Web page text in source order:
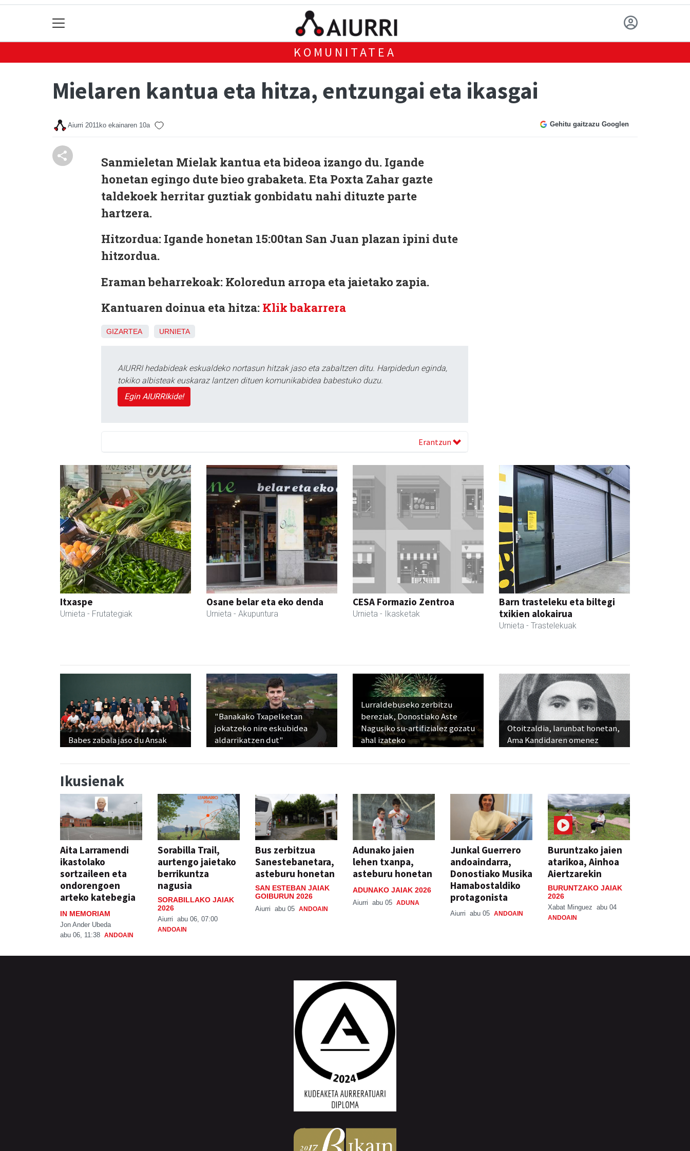
KOMUNITATEA
Mielaren kantua eta hitza, entzungai eta ikasgai
Aiurri 2011ko ekainaren 10a Gehitu gaitzazu Googlen
Sanmieletan Mielak kantua eta bideoa izango du. Igande
honetan egingo dute bieo grabaketa. Eta Poxta Zahar gazte
taldekoek herritar guztiak gonbidatu nahi dituzte parte
hartzera.
Hitzordua: Igande honetan 15:00tan San Juan plazan ipini dute
hitzordua.
Eraman beharrekoak: Koloredun arropa eta jaietako zapia.
Kantuaren doinua eta hitza: Klik bakarrera
GIZARTEA URNIETA
AIURRI hedabideak eskualdeko nortasun hitzak jaso eta zabaltzen ditu. Harpidedun eginda,
tokiko albisteak euskaraz lantzen dituen komunikabidea babestuko duzu.
Egin AIURRIkide!
Erantzun
Itxaspe
Urnieta - Frutategiak
Osane belar eta eko denda
Urnieta - Akupuntura
CESA Formazio Zentroa
Urnieta - Ikasketak
Barn trasteleku eta biltegi
txikien alokairua
Urnieta - Trastelekuak
Babes zabala jaso du Ansak
"Banakako Txapelketan
jokatzeko nire eskubidea
aldarrikatzen dut"
Lurraldebuseko zerbitzu
bereziak, Donostiako Aste
Nagusiko su-artifizialez gozatu
ahal izateko
Otoitzaldia, larunbat honetan,
Ama Kandidaren omenez
Ikusienak
Aita Larramendi
ikastolako
sortzaileen eta
ondorengoen
arteko katebegia
IN MEMORIAM
Jon Ander Ubeda
abu 06, 11:38 ANDOAIN
Sorabilla Trail,
aurtengo jaietako
berrikuntza
nagusia
SORABILLAKO JAIAK
2026
Aiurri abu 06, 07:00
ANDOAIN
Bus zerbitzua
Sanestebanetara,
asteburu honetan
SAN ESTEBAN JAIAK
GOIBURUN 2026
Aiurri abu 05 ANDOAIN
Adunako jaien
lehen txanpa,
asteburu honetan
ADUNAKO JAIAK 2026
Aiurri abu 05 ADUNA
Junkal Guerrero
andoaindarra,
Donostiako Musika
Hamabostaldiko
protagonista
Aiurri abu 05 ANDOAIN
Buruntzako jaien
atarikoa, Ainhoa
Aiertzarekin
BURUNTZAKO JAIAK
2026
Xabat Minguez abu 04
ANDOAIN